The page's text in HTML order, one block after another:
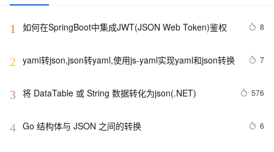
1 如何在SpringBoot中集成JWT(JSON Web Token)鉴权 8
2 yaml转json,json转yaml,使用js-yaml实现yaml和json转换 7
3 将 DataTable 或 String 数据转化为json(.NET) 576
4 Go 结构体与 JSON 之间的转换 6